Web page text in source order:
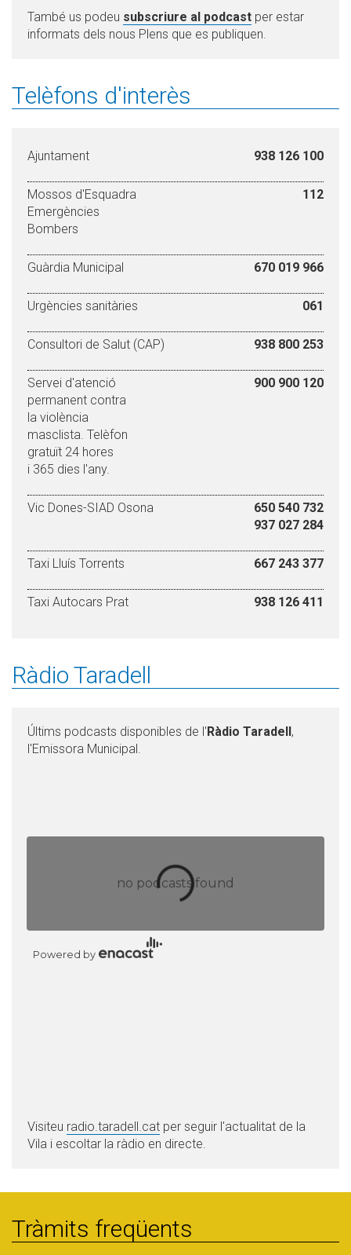
També us podeu subscriure al podcast per estar
informats dels nous Plens que es publiquen.
Telèfons d'interès
Ajuntament 938 126 100
Mossos d'Esquadra
Emergències
Bombers
112
Guàrdia Municipal 670 019 966
Urgències sanitàries 061
Consultori de Salut (CAP) 938 800 253
Servei d'atenció
permanent contra
la violència
masclista. Telèfon
gratuït 24 hores
i 365 dies l'any.
900 900 120
Vic Dones-SIAD Osona
650 540 732
937 027 284
Taxi Lluís Torrents 667 243 377
Taxi Autocars Prat 938 126 411
Ràdio Taradell
Últims podcasts disponibles de l' Ràdio Taradell ,
l'Emissora Municipal.
Visiteu radio.taradell.cat per seguir l'actualitat de la
Vila i escoltar la ràdio en directe.
Tràmits freqüents